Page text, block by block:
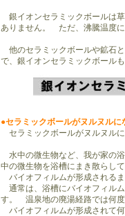
銀イオンセラミックボールは
ありません。 ただ、沸騰温度に
他のセラミックボールや鉱石
で、銀イオンセラミックボール
●セラミックボールがヌルヌル
セラミックボールがヌルヌルに
水中の微生物など、我が家の
中の微生物を浴槽にまき散らして
バイオフィルムが形成される
通常は、浴槽にバイオフィル
す。 温泉地の廃湯経路では何度
バイオフィルムが形成されて何